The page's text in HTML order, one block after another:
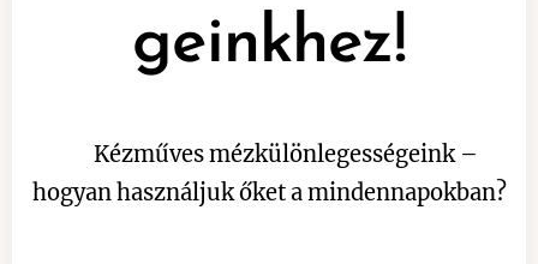
geinkhez!
🍯 Kézműves mézkülönlegességeink –
hogyan használjuk őket a mindennapokban?